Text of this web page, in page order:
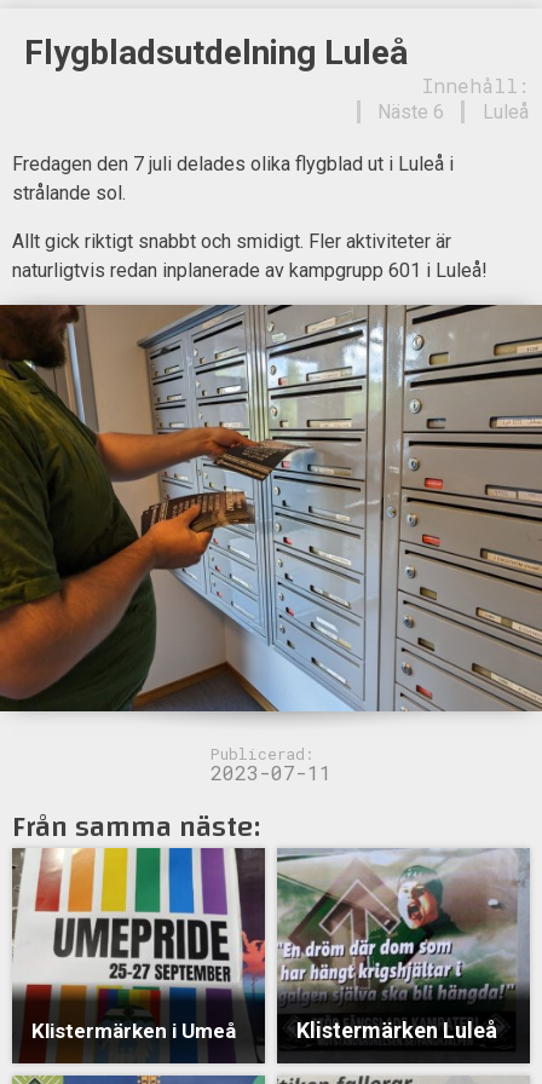
Flygbladsutdelning Luleå
Innehåll:
Luleå
Näste 6
Fredagen den 7 juli delades olika flygblad ut i Luleå i
strålande sol.
Allt gick riktigt snabbt och smidigt. Fler aktiviteter är
naturligtvis redan inplanerade av kampgrupp 601 i Luleå!
Publicerad:
2023-07-11
Från samma näste:
Klistermärken i Umeå Klistermärken Luleå